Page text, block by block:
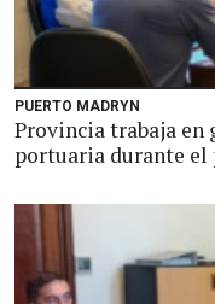
PUERTO MADRYN
Provincia trabaja
portuaria durante el